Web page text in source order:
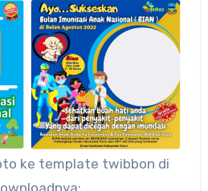
ke template twibbon di